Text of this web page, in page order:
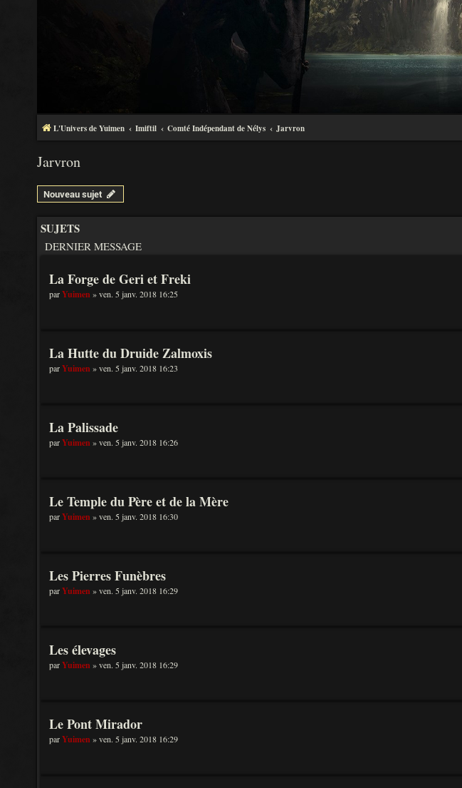
L'Univers de Yuimen Imiftil Comté Indépendant de Nélys Jarvron
Jarvron
Nouveau sujet
SUJETS
DERNIER MESSAGE
La Forge de Geri et Freki
parYuimen» ven. 5 janv. 2018 16:25
La Hutte du Druide Zalmoxis
parYuimen» ven. 5 janv. 2018 16:23
La Palissade
parYuimen» ven. 5 janv. 2018 16:26
Le Temple du Père et de la Mère
parYuimen» ven. 5 janv. 2018 16:30
Les Pierres Funèbres
parYuimen» ven. 5 janv. 2018 16:29
Les élevages
parYuimen» ven. 5 janv. 2018 16:29
Le Pont Mirador
parYuimen» ven. 5 janv. 2018 16:29